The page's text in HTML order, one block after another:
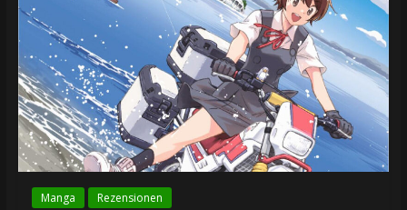
Manga Rezensionen